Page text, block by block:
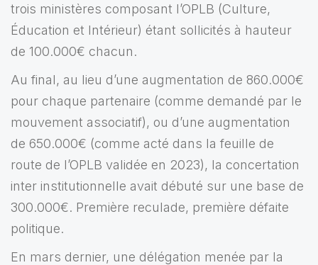
trois ministères composant l’OPLB (Culture,
Éducation et lntérieur) étant sollicités à hauteur
de 100.000€ chacun.
Au final, au lieu d’une augmentation de 860.000€
pour chaque partenaire (comme demandé par le
mouvement associatif), ou d’une augmentation
de 650.000€ (comme acté dans la feuille de
route de l’OPLB validée en 2023), la concertation
inter institutionnelle avait débuté sur une base de
300.000€. Première reculade, première défaite
politique.
En mars dernier, une délégation menée par la